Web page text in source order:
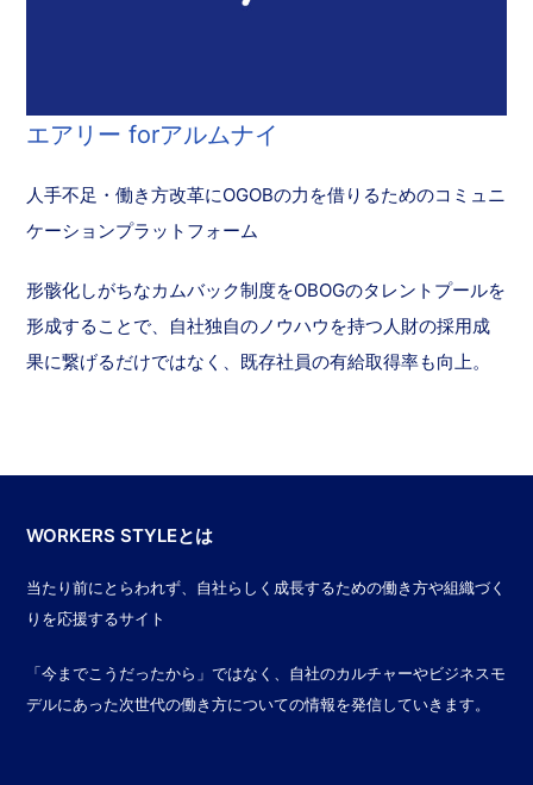
エアリー forアルムナイ
人手不足・働き方改革にOGOBの力を借りるためのコミュニ
ケーションプラットフォーム
形骸化しがちなカムバック制度をOBOGのタレントプールを
形成することで、自社独自のノウハウを持つ人財の採用成
果に繋げるだけではなく、既存社員の有給取得率も向上。
WORKERS STYLEとは
当たり前にとらわれず、自社らしく成長するための働き方や組織づく
りを応援するサイト
「今までこうだったから」ではなく、自社のカルチャーやビジネスモ
デルにあった次世代の働き方についての情報を発信していきます。